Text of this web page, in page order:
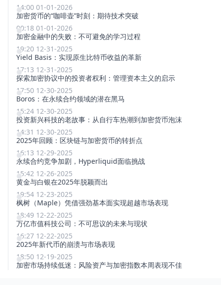
14:00 01-01-2026
加密货币的“咖啡壶”时刻：期待技术突破
00:18 01-01-2026
加密金融中的失败：不可避免的学习过程
19:20 12-31-2025
Yield Basis：实现原生比特币收益的革新
17:13 12-31-2025
探索加密协议中的投资者权利：管理资本主义的启示
17:50 12-30-2025
Boros：在永续合约领域的潜在黑马
15:24 12-30-2025
投资新兴科技的老故事：从自行车热潮到加密货币泡沫
14:31 12-30-2025
2025年回顾：区块链与加密货币的转折点
16:13 12-29-2025
永续合约竞争加剧，Hyperliquid面临挑战
15:42 12-26-2025
黄金与白银在2025年脱颖而出
19:54 12-23-2025
枫树（Maple）凭借强劲基本面实现超越市场表现
18:49 12-22-2025
万亿市值科技公司：不可思议的未来与现状
16:27 12-22-2025
2025年新代币的崩溃与市场表现
18:50 12-19-2025
加密市场持续低迷：风险资产与加密指数本周表现不佳